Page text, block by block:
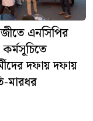
এনসিপির
কর্মসূচিতে
দফায় দফায়
মারধর